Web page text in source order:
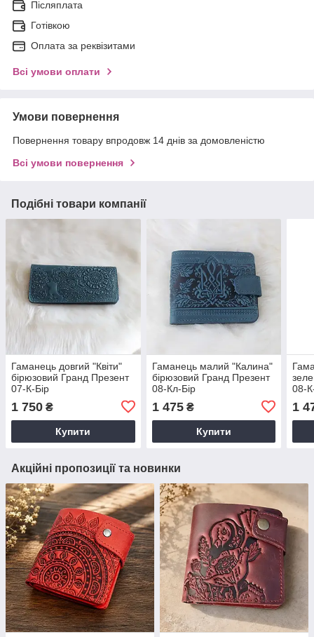
Післяплата
Готівкою
Оплата за реквізитами
Всі умови оплати
Умови повернення
Повернення товару впродовж 14 днів за домовленістю
Всі умови повернення
Подібні товари компанії
Гаманець довгий "Квіти"
бірюзовий Гранд Презент
07-К-Бір
1 750 ₴
Купити
Гаманець малий "Калина"
бірюзовий Гранд Презент
08-Кл-Бір
1 475₴
Купити
08-
1
Акційні пропозиції та новинки